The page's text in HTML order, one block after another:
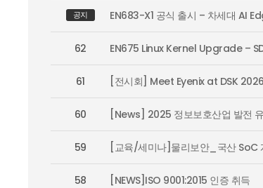
공지 EN683-X1 공식 출시 – 차세대 AI
62 EN675 Linux Kernel Upgrade –
61 [전시회] Meet Eyenix at DSK
60 [News] 2025 정보보호산업 발전
59 [교육/세미나]물리보안_국산 SoC
58 [NEWS]ISO 9001:2015 인증 취득